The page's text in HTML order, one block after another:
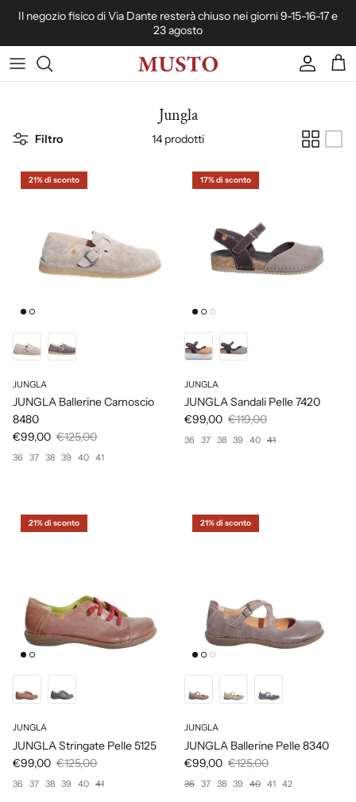
Passa ai contenuti
Il negozio fisico di Via Dante resterà chiuso nei giorni 9-15-16-17 e
23 agosto
Account
Jungla
Filtro 14 prodotti
21% di sconto
JUNGLA
JUNGLA Ballerine Camoscio
8480
€99,00 €125,00
36 37 38 39 40 41
17% di sconto
JUNGLA
JUNGLA Sandali Pelle 7420
€99,00 €119,00
36 37 38 39 40 41
21% di sconto
JUNGLA
JUNGLA Stringate Pelle 5125
€99,00 €125,00
36 37 38 39 40 41
21% di sconto
JUNGLA
JUNGLA Ballerine Pelle 8340
€99,00 €125,00
36 37 38 39 40 41 42